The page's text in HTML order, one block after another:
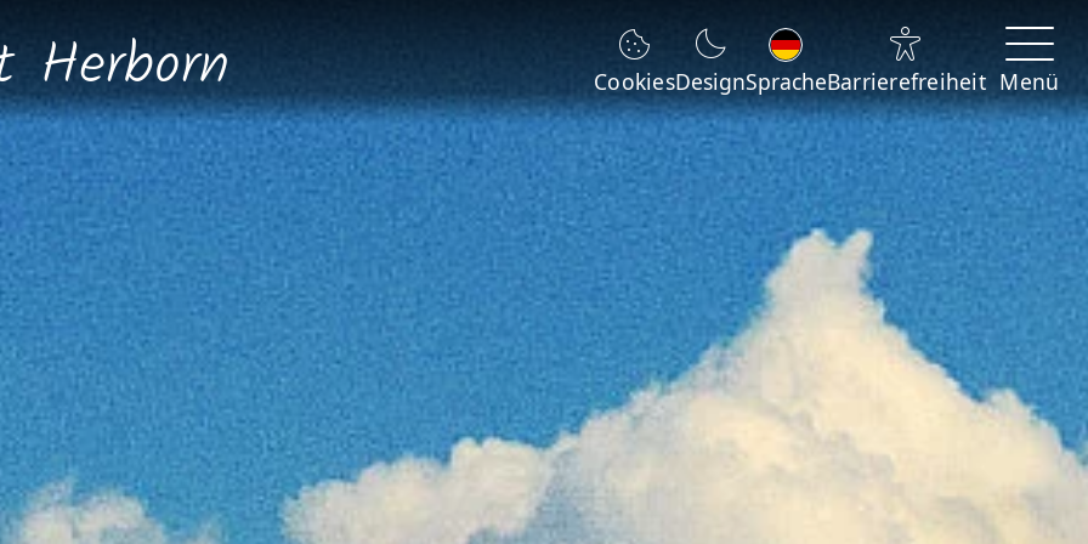
Herborn CookiesDesign
Sprache wechseln
SpracheBarrierefreiheit Menü